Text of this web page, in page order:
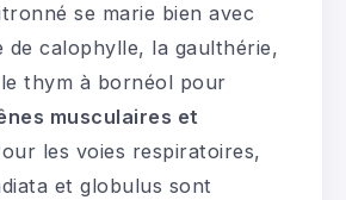
se marie bien avec
de calophylle, la gaulthérie,
thym à bornéol pour
musculaires et
les voies respiratoires,
et globulus sont